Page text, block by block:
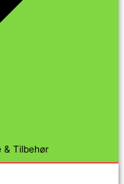
& Tilbehør